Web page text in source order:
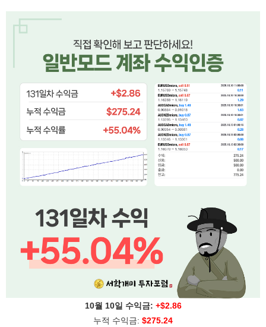
10월 10일 수익금: +$2.86
누적 수익금: $275.24